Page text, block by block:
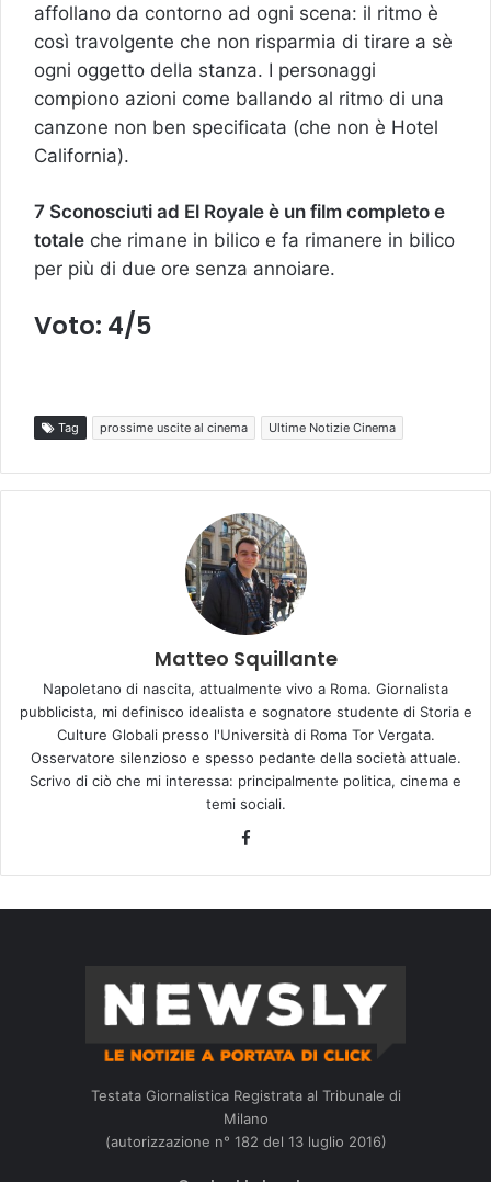
affollano da contorno ad ogni scena: il ritmo è
così travolgente che non risparmia di tirare a sè
ogni oggetto della stanza. I personaggi
compiono azioni come ballando al ritmo di una
canzone non ben specificata (che non è Hotel
California).
7 Sconosciuti ad El Royale è un film completo e
totale che rimane in bilico e fa rimanere in bilico
per più di due ore senza annoiare.
Voto: 4/5
Tag prossime uscite al cinema Ultime Notizie Cinema
Matteo Squillante
Napoletano di nascita, attualmente vivo a Roma. Giornalista
pubblicista, mi definisco idealista e sognatore studente di Storia e
Culture Globali presso l'Università di Roma Tor Vergata.
Osservatore silenzioso e spesso pedante della società attuale.
Scrivo di ciò che mi interessa: principalmente politica, cinema e
temi sociali.
Facebook
Testata Giornalistica Registrata al Tribunale di
Milano
(autorizzazione n° 182 del 13 luglio 2016)